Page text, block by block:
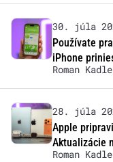
30. júla
Používate
iPhone
Roman
28. júla
Apple
Aktualizácie
Roman